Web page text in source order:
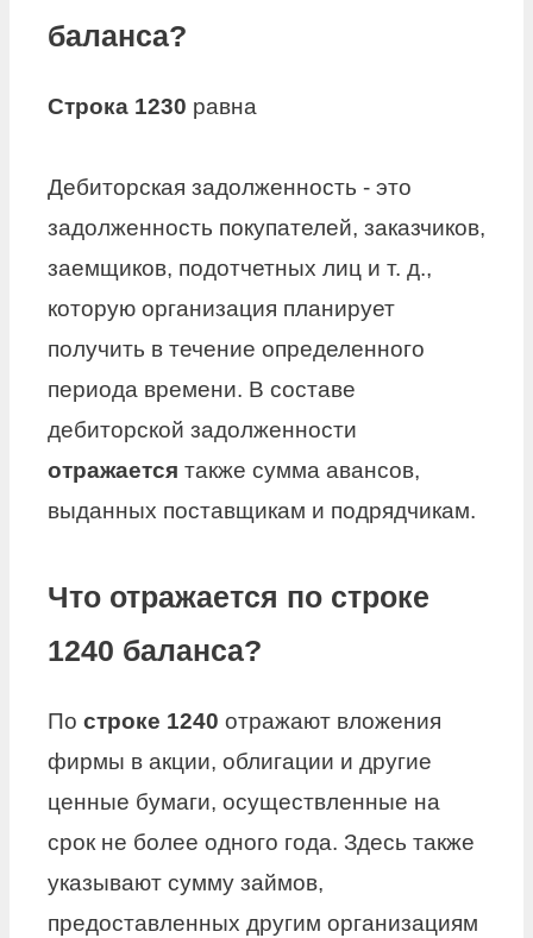
баланса?
Строка 1230 равна
Дебиторская задолженность - это
задолженность покупателей, заказчиков,
заемщиков, подотчетных лиц и т. д.,
которую организация планирует
получить в течение определенного
периода времени. В составе
дебиторской задолженности
отражается также сумма авансов,
выданных поставщикам и подрядчикам.
Что отражается по строке
1240 баланса?
По строке 1240 отражают вложения
фирмы в акции, облигации и другие
ценные бумаги, осуществленные на
срок не более одного года. Здесь также
указывают сумму займов,
предоставленных другим организациям